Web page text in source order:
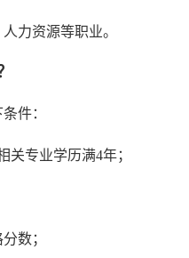
力资源等职业。
件：
关专业学历满4年；
数；